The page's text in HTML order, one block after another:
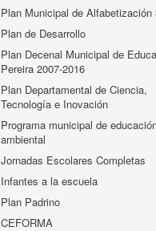
Plan Municipal de Alfabetización
Plan de Desarrollo
Plan Decenal Municipal de
Pereira 2007-2016
Plan Departamental de Ciencia,
Tecnología e Inovación
Programa municipal de
ambiental
Jornadas Escolares Completas
Infantes a la escuela
Plan Padrino
CEFORMA